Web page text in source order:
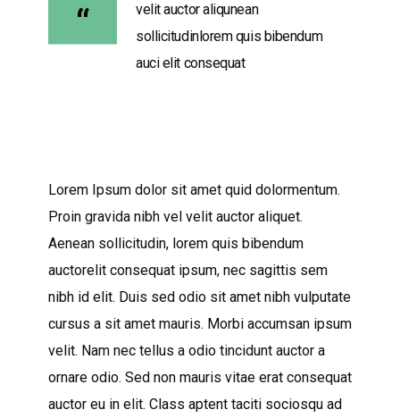
velit auctor aliqunean
sollicitudinlorem quis bibendum
auci elit consequat
Lorem Ipsum dolor sit amet quid dolormentum.
Proin gravida nibh vel velit auctor aliquet.
Aenean sollicitudin, lorem quis bibendum
auctorelit consequat ipsum, nec sagittis sem
nibh id elit. Duis sed odio sit amet nibh vulputate
cursus a sit amet mauris. Morbi accumsan ipsum
velit. Nam nec tellus a odio tincidunt auctor a
ornare odio. Sed non mauris vitae erat consequat
auctor eu in elit. Class aptent taciti sociosqu ad